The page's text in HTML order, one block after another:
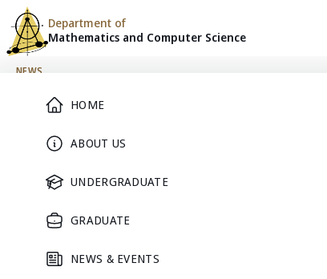
HOME
ABOUT US
UNDERGRADUATE
GRADUATE
NEWS & EVENTS
Department of
Mathematics and Computer Science
Skip to content
NEWS
APAM 2022
January 1, 2022
Annual Pure and
16 - 17 มิถุนายน 2565​